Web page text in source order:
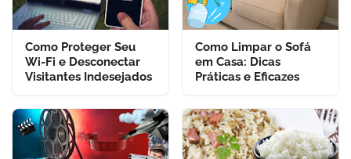
Como Proteger Seu
Wi-Fi e Desconectar
Visitantes Indesejados
Como Limpar o Sofá
em Casa: Dicas
Práticas e Eficazes